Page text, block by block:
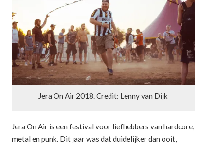
Jera On Air 2018. Credit: Lenny van Dijk
Jera On Air is een festival voor liefhebbers van hardcore,
metal en punk. Dit jaar was dat duidelijker dan ooit,